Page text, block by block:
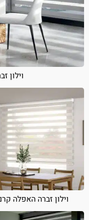
וילון
וילון זברה האפלה